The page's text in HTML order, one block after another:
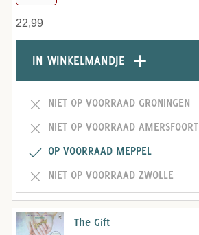
22,99
IN WINKELMANDJE
NIET OP VOORRAAD GRONINGEN
NIET OP VOORRAAD AMERSFOORT
OP VOORRAAD MEPPEL
NIET OP VOORRAAD ZWOLLE
The Gift